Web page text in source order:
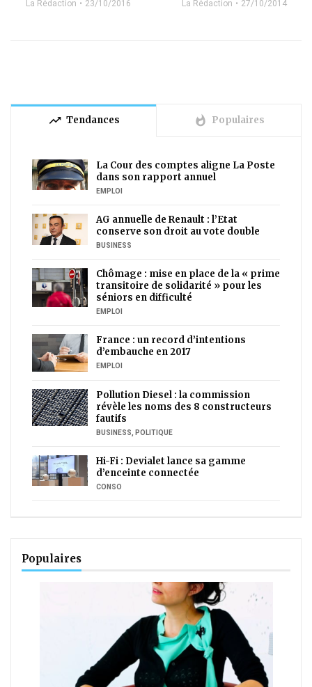
La Rédaction 23/10/2016 La Rédaction 27/10/2014
trending_up Tendances whatshot Populaires
La Cour des comptes aligne La Poste
dans son rapport annuel
EMPLOI
AG annuelle de Renault : l’Etat
conserve son droit au vote double
BUSINESS
Chômage : mise en place de la « prime
transitoire de solidarité » pour les
séniors en difficulté
EMPLOI
France : un record d’intentions
d’embauche en 2017
EMPLOI
Pollution Diesel : la commission
révèle les noms des 8 constructeurs
fautifs
BUSINESS POLITIQUE
Hi-Fi : Devialet lance sa gamme
d’enceinte connectée
CONSO
Populaires